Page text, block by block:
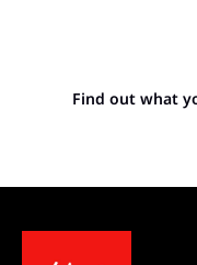
Find out what